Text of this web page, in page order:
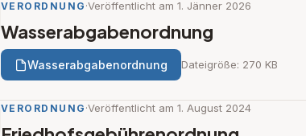
VERORDNUNG ·Veröffentlicht am 1. Jänner 2026
Wasserabgabenordnung
Wasserabgabenordnung Dateigröße: 270 KB
VERORDNUNG ·Veröffentlicht am 1. August 2024